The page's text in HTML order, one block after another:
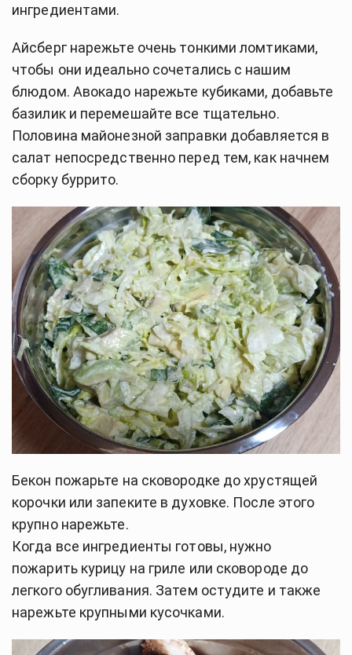
ингредиентами.
Айсберг нарежьте очень тонкими ломтиками,
чтобы они идеально сочетались с нашим
блюдом. Авокадо нарежьте кубиками, добавьте
базилик и перемешайте все тщательно.
Половина майонезной заправки добавляется в
салат непосредственно перед тем, как начнем
сборку буррито.
Бекон пожарьте на сковородке до хрустящей
корочки или запеките в духовке. После этого
крупно нарежьте.
Когда все ингредиенты готовы, нужно
пожарить курицу на гриле или сковороде до
легкого обугливания. Затем остудите и также
нарежьте крупными кусочками.